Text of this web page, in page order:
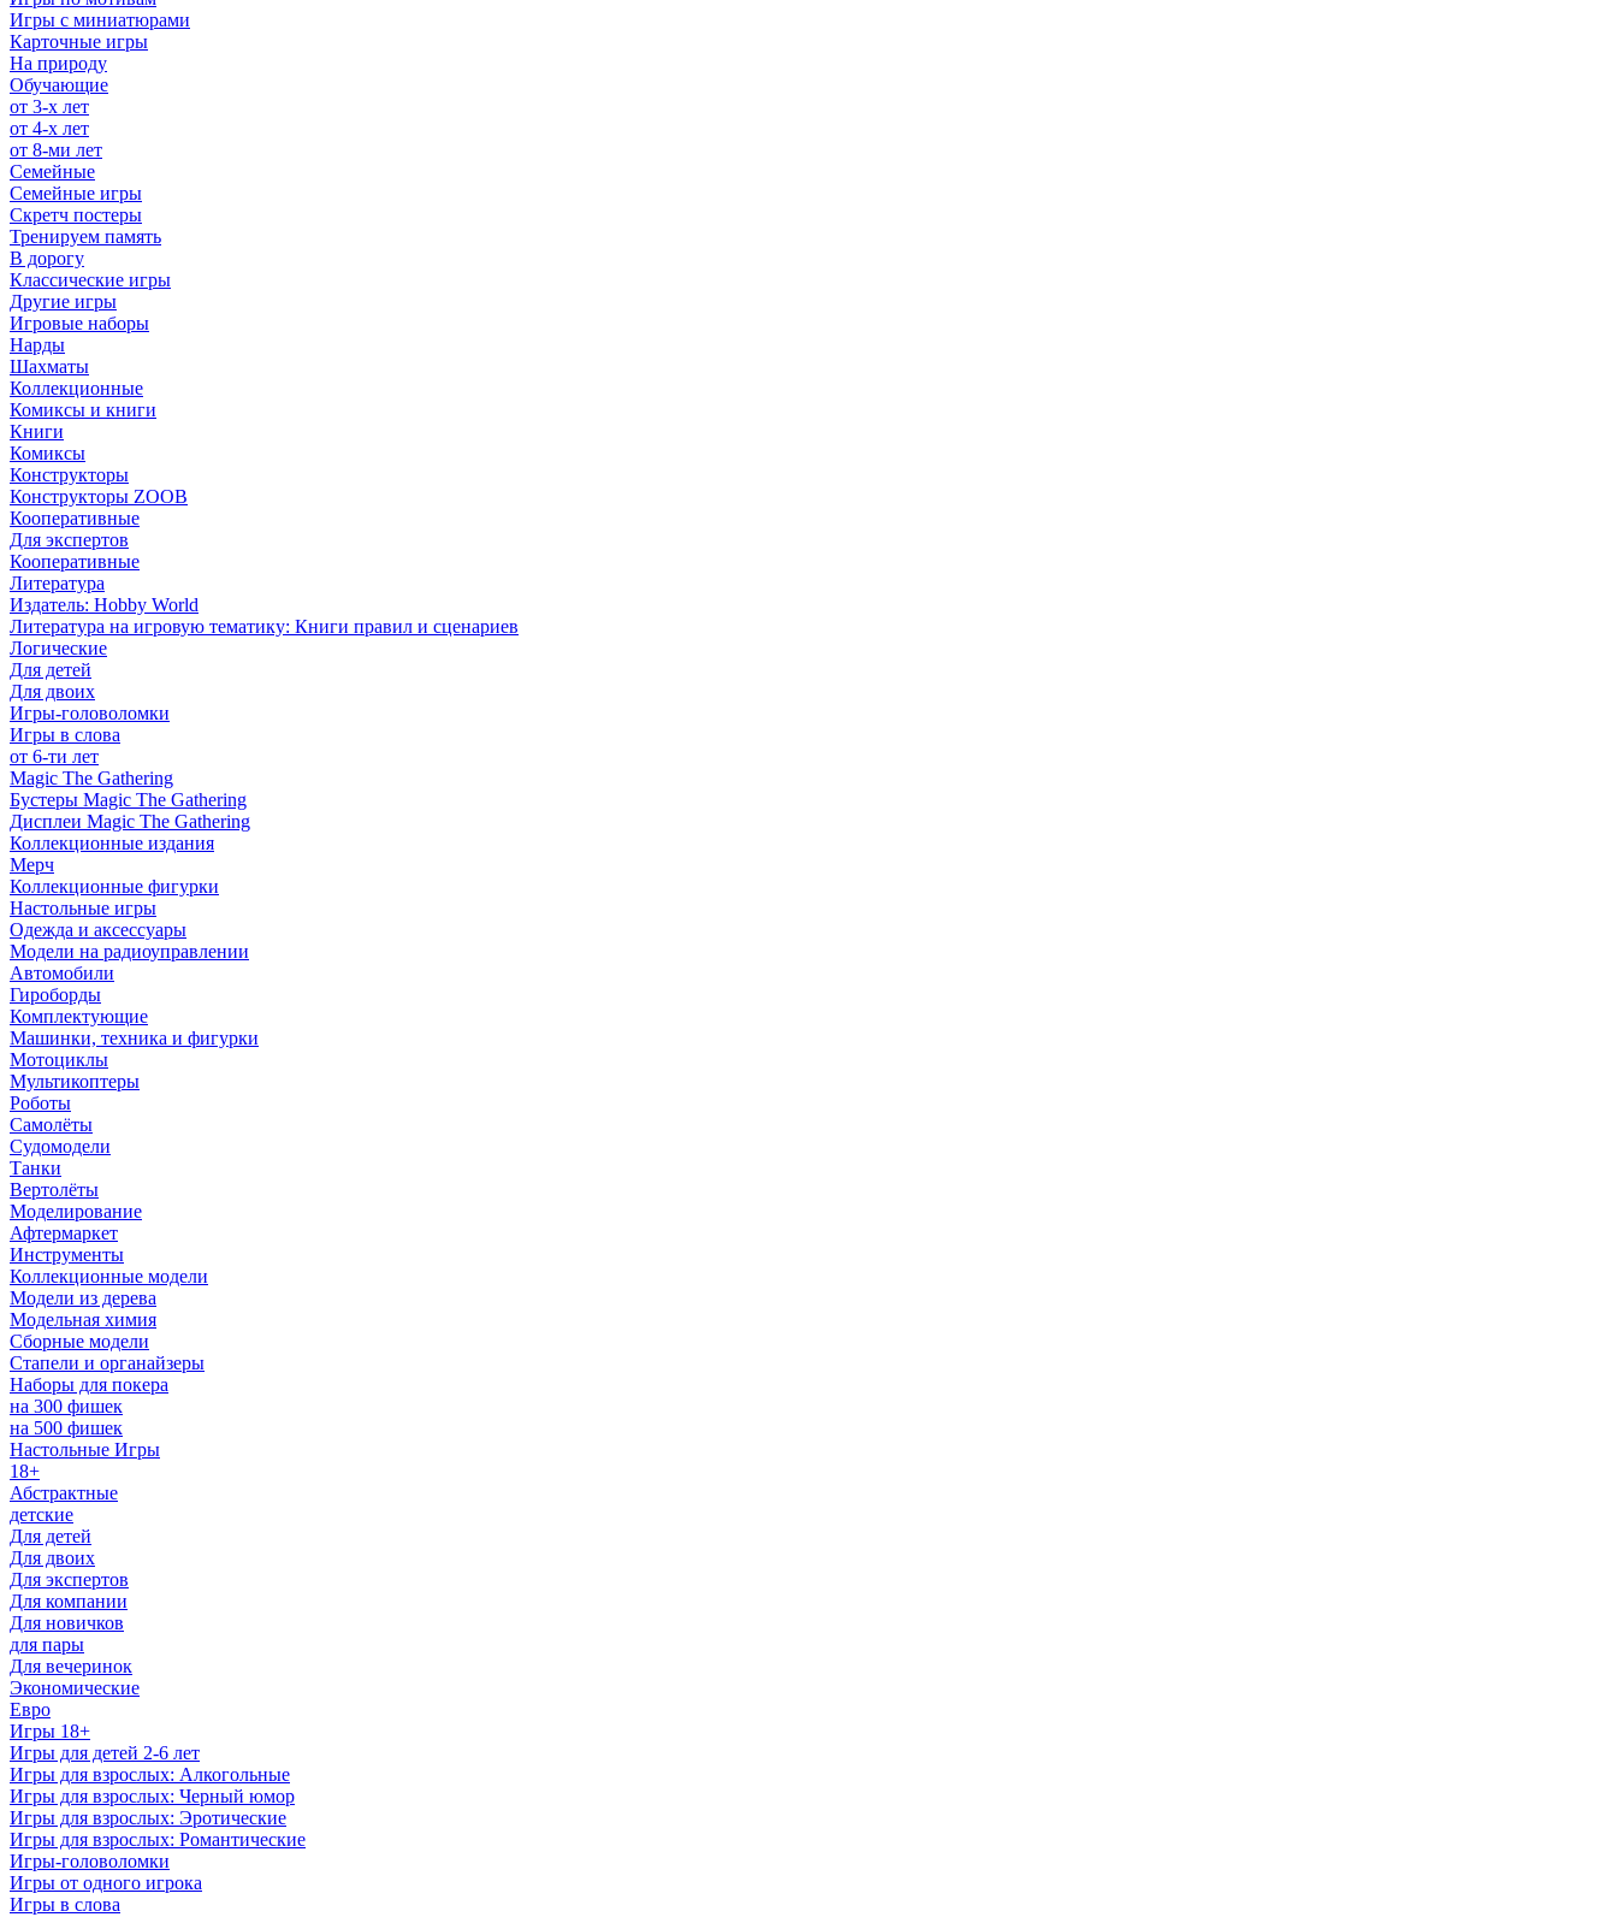
Игры с миниатюрами
Карточные игры
На природу
Обучающие
от 3-х лет
от 4-х лет
от 8-ми лет
Семейные
Семейные игры
Скретч постеры
Тренируем память
В дорогу
Классические игры
Другие игры
Игровые наборы
Нарды
Шахматы
Коллекционные
Комиксы и книги
Книги
Комиксы
Конструкторы
Конструкторы ZOOB
Кооперативные
Для экспертов
Кооперативные
Литература
Издатель: Hobby World
Литература на игровую тематику: Книги правил и сценариев
Логические
Для детей
Для двоих
Игры-головоломки
Игры в слова
от 6-ти лет
Magic The Gathering
Бустеры Magic The Gathering
Дисплеи Magic The Gathering
Коллекционные издания
Мерч
Коллекционные фигурки
Настольные игры
Одежда и аксессуары
Модели на радиоуправлении
Автомобили
Гироборды
Комплектующие
Машинки, техника и фигурки
Мотоциклы
Мультикоптеры
Роботы
Самолёты
Судомодели
Танки
Вертолёты
Моделирование
Афтермаркет
Инструменты
Коллекционные модели
Модели из дерева
Модельная химия
Сборные модели
Стапели и органайзеры
Наборы для покера
на 300 фишек
на 500 фишек
Настольные Игры
18+
Абстрактные
детские
Для детей
Для двоих
Для экспертов
Для компании
Для новичков
для пары
Для вечеринок
Экономические
Евро
Игры 18+
Игры для детей 2-6 лет
Игры для взрослых: Алкогольные
Игры для взрослых: Черный юмор
Игры для взрослых: Эротические
Игры для взрослых: Романтические
Игры-головоломки
Игры от одного игрока
Игры в слова